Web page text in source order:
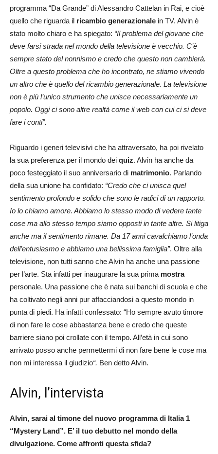
programma “Da Grande” di Alessandro Cattelan in Rai, e cioè
quello che riguarda il ricambio generazionale in TV. Alvin è
stato molto chiaro e ha spiegato: “Il problema del giovane che
deve farsi strada nel mondo della televisione è vecchio. C’è
sempre stato del nonnismo e credo che questo non cambierà.
Oltre a questo problema che ho incontrato, ne stiamo vivendo
un altro che è quello del ricambio generazionale. La televisione
non è più l’unico strumento che unisce necessariamente un
popolo. Oggi ci sono altre realtà come il web con cui ci si deve
fare i conti”.
Riguardo i generi televisivi che ha attraversato, ha poi rivelato
la sua preferenza per il mondo dei quiz. Alvin ha anche da
poco festeggiato il suo anniversario di matrimonio. Parlando
della sua unione ha confidato: “Credo che ci unisca quel
sentimento profondo e solido che sono le radici di un rapporto.
Io lo chiamo amore. Abbiamo lo stesso modo di vedere tante
cose ma allo stesso tempo siamo opposti in tante altre. Si litiga
anche ma il sentimento rimane. Da 17 anni cavalchiamo l’onda
dell’entusiasmo e abbiamo una bellissima famiglia”. Oltre alla
televisione, non tutti sanno che Alvin ha anche una passione
per l’arte. Sta infatti per inaugurare la sua prima mostra
personale. Una passione che è nata sui banchi di scuola e che
ha coltivato negli anni pur affacciandosi a questo mondo in
punta di piedi. Ha infatti confessato: “Ho sempre avuto timore
di non fare le cose abbastanza bene e credo che queste
barriere siano poi crollate con il tempo. All’età in cui sono
arrivato posso anche permettermi di non fare bene le cose ma
non mi interessa il giudizio“. Ben detto Alvin.
Alvin, l’intervista
Alvin, sarai al timone del nuovo programma di Italia 1
“Mystery Land”. E’ il tuo debutto nel mondo della
divulgazione. Come affronti questa sfida?